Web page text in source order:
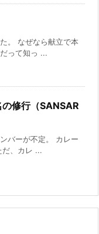
。 なぜなら献立で本
って知っ ...
修行（SANSAR
バーが不定。 カレー
だ、カレ ...